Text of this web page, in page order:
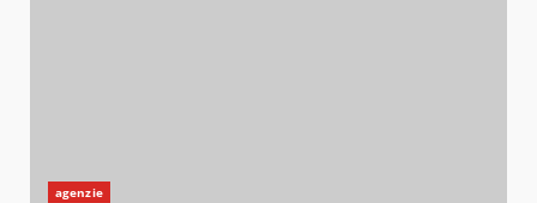
agenzie